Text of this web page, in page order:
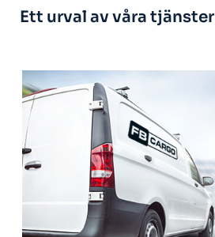
Ett urval av våra tjänster